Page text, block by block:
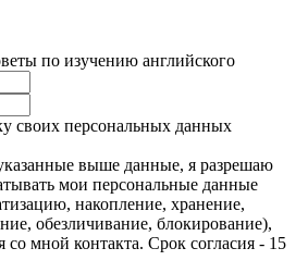
по изучению английского
своих персональных данных
выше данные, я разрешаю
мои персональные данные
накопление, хранение,
обезличивание, блокирование),
со мной контакта. Срок согласия - 15